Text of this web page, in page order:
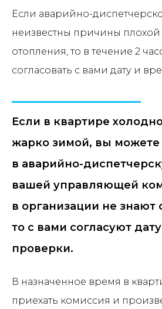
Если аварийно-
неизвестны причины плохой
отопления, то в течение 2
согласовать с вами дату и
Если в квартире
жарко зимой, вы можете
в аварийно-
вашей управляющей
в организации не знают
то с вами согласуют
проверки.
В назначенное время в
приехать комиссия и